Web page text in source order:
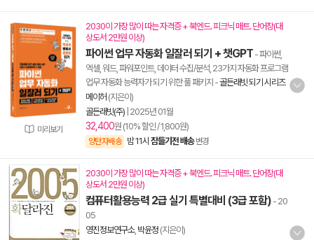
미리보기
2030이 가장 많이 따는 자격증 + 북엔드. 피크닉 매트. 단어장(대
상도서 2만원 이상)
파이썬 업무 자동화 일잘러 되기 + 챗GPT - 파이썬,
엑셀, 워드, 파워포인트, 데이터 수집/분석, 23가지 자동화 프로그램
업무 자동화 능력자가 되기 위한 풀 패키지 -골든래빗 되기 시리즈
메이허 (지은이)
골든래빗(주) 2025년 01월
32,400원 (10% 할인 / 1,800원)
양탄자배송 밤 11시 잠들기전 배송 변경
2030이 가장 많이 따는 자격증 + 북엔드. 피크닉 매트. 단어장(대
상도서 2만원 이상)
컴퓨터활용능력 2급 실기 특별대비 (3급 포함) - 20
05
영진정보연구소, 박윤정 (지은이)